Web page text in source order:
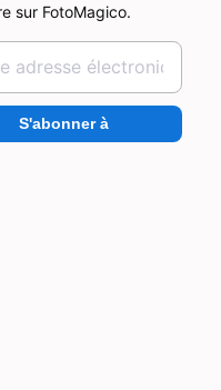
sur FotoMagico.
S'abonner à